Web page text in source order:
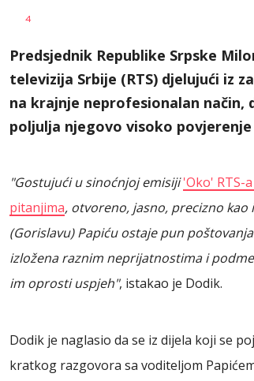
AUTOR
4
Predsjednik Republike Srpske
televizija Srbije (RTS) djelujući iz
na krajnje neprofesionalan način,
poljulja njegovo visoko povjerenje
"Gostujući u sinoćnjoj emisiji'Oko' RTS-
pitanjima, otvoreno, jasno, precizno
(Gorislavu) Papiću ostaje pun
izložena raznim neprijatnostima i
im oprosti uspjeh", istakao je Dodik.
Dodik je naglasio da se iz dijela koji se
kratkog razgovora sa voditeljom